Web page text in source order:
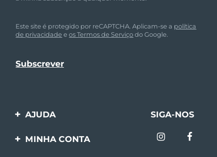
Este site é protegido por reCAPTCHA. Aplicam-se a política
de privacidade eos Termos de Serviçodo Google.
AJUDA
Entre em contato
SIGA-NOS
MINHA CONTA